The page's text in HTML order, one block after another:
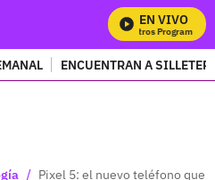
EN VIVO
ENCUENTRAN A
/ Pixel 5: el nuevo teléfono que